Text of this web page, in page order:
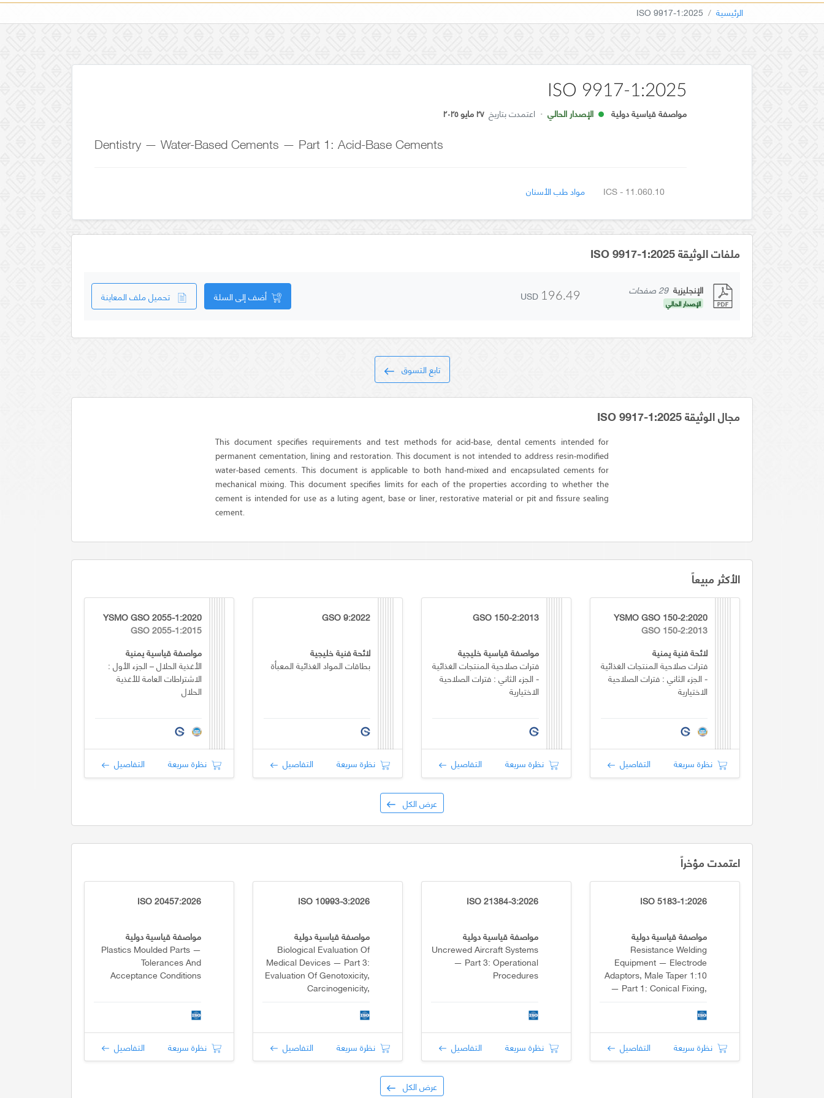
الرئيسية ISO 9917-1:2025
ISO 9917-1:2025
مواصفة قياسية دولية الإصدار الحالي · اعتمدت بتاريخ ٢٧ مايو ٢٠٢٥
Dentistry — Water-Based Cements — Part 1: Acid-Base Cements
ICS - 11.060.10 مواد طب الأسنان
ملفات الوثيقة ISO 9917-1:2025
الإنجليزية 29 صفحات
الإصدار الحالي USD 196.49 أضف إلى السلة تحميل ملف المعاينة
تابع التسوق
مجال الوثيقة ISO 9917-1:2025
This document specifies requirements and test methods for acid-base, dental cements intended for
permanent cementation, lining and restoration. This document is not intended to address resin-modified
water-based cements. This document is applicable to both hand-mixed and encapsulated cements for
mechanical mixing. This document specifies limits for each of the properties according to whether the
cement is intended for use as a luting agent, base or liner, restorative material or pit and fissure sealing
cement.
الأكثر مبيعاً
YSMO GSO 150-2:2020
GSO 150-2:2013
لائحة فنية يمنية
فترات صلاحية المنتجات الغذائية
- الجزء الثاني : فترات الصلاحية
الاختيارية
نظرة سريعة التفاصيل
GSO 150-2:2013
مواصفة قياسية خليجية
فترات صلاحية المنتجات الغذائية
- الجزء الثاني : فترات الصلاحية
الاختيارية
نظرة سريعة التفاصيل
GSO 9:2022
لائحة فنية خليجية
بطاقات المواد الغذائية المعبأة
نظرة سريعة التفاصيل
YSMO GSO 2055-1:2020
GSO 2055-1:2015
مواصفة قياسية يمنية
الأغذية الحلال – الجزء الأول :
الاشتراطات العامة للأغذية
الحلال
نظرة سريعة التفاصيل
عرض الكل
اعتمدت مؤخراً
ISO 5183-1:2026
مواصفة قياسية دولية
Resistance Welding
Equipment — Electrode
Adaptors, Male Taper 1:10
— Part 1: Conical Fixing,
نظرة سريعة التفاصيل
ISO 21384-3:2026
مواصفة قياسية دولية
Uncrewed Aircraft Systems
— Part 3: Operational
Procedures
نظرة سريعة التفاصيل
ISO 10993-3:2026
مواصفة قياسية دولية
Biological Evaluation Of
Medical Devices — Part 3:
Evaluation Of Genotoxicity,
Carcinogenicity,
Developmental Toxicity
نظرة سريعة التفاصيل
ISO 20457:2026
مواصفة قياسية دولية
Plastics Moulded Parts —
Tolerances And
Acceptance Conditions
نظرة سريعة التفاصيل
عرض الكل